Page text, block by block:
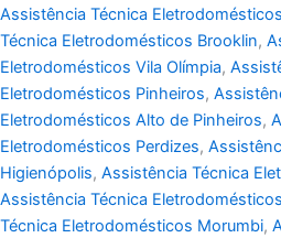
Assistência Técnica
Técnica Eletrodomésticos Brooklin,
Eletrodomésticos Vila Olímpia,
Eletrodomésticos Pinheiros,
Eletrodomésticos Alto de Pinheiros,
Eletrodomésticos Perdizes,
Higienópolis, Assistência Técnica
Assistência Técnica
Técnica Eletrodomésticos Morumbi,